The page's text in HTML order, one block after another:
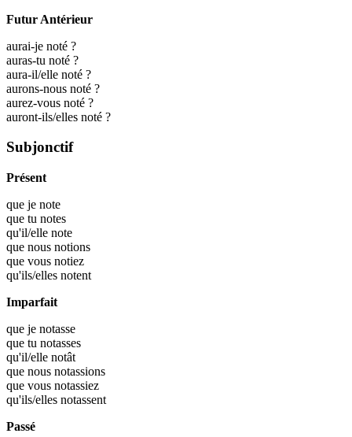
Futur Antérieur
aurai-je noté ?
auras-tu noté ?
aura-il/elle noté ?
aurons-nous noté ?
aurez-vous noté ?
auront-ils/elles noté ?
Subjonctif
Présent
que je note
que tu notes
qu'il/elle note
que nous notions
que vous notiez
qu'ils/elles notent
Imparfait
que je notasse
que tu notasses
qu'il/elle notât
que nous notassions
que vous notassiez
qu'ils/elles notassent
Passé